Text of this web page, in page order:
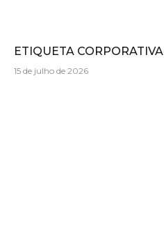
ETIQUETA CORPORATIVA
15 de julho de 2026